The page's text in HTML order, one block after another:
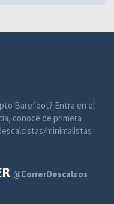
Barefoot? Entra en el
conoce de primera
minimalistas
@CorrerDescalzos